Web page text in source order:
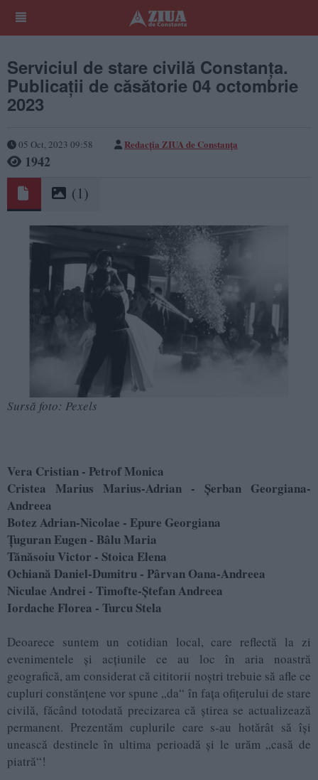
Serviciul de stare civilă Constanţa.
Publicaţii de căsătorie 04 octombrie
2023
05 Oct, 2023 09:58 Redacția ZIUA de Constanța
1942
(1)
Sursă foto: Pexels
Vera Cristian - Petrof Monica
Cristea Marius Marius-Adrian - Șerban Georgiana-
Andreea
Botez Adrian-Nicolae - Epure Georgiana
Țuguran Eugen - Bâlu Maria
Tănăsoiu Victor - Stoica Elena
Ochiană Daniel-Dumitru - Pârvan Oana-Andreea
Niculae Andrei - Timofte-Ștefan Andreea
Iordache Florea - Turcu Stela
Deoarece suntem un cotidian local, care reflectă la zi
evenimentele și acţiunile ce au loc în aria noastră
geografică, am considerat că cititorii noştri trebuie să afle ce
cupluri constănţene vor spune „da“ în faţa ofiţerului de stare
civilă, făcând totodată precizarea că ştirea se actualizează
permanent. Prezentăm cuplurile care s-au hotărât să îşi
unească destinele în ultima perioadă şi le urăm „casă de
piatră“!